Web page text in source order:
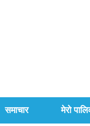
समाचार मेरो